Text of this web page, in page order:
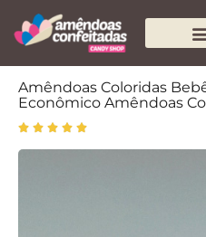
Amêndoas Coloridas
Econômico Amêndoas
    